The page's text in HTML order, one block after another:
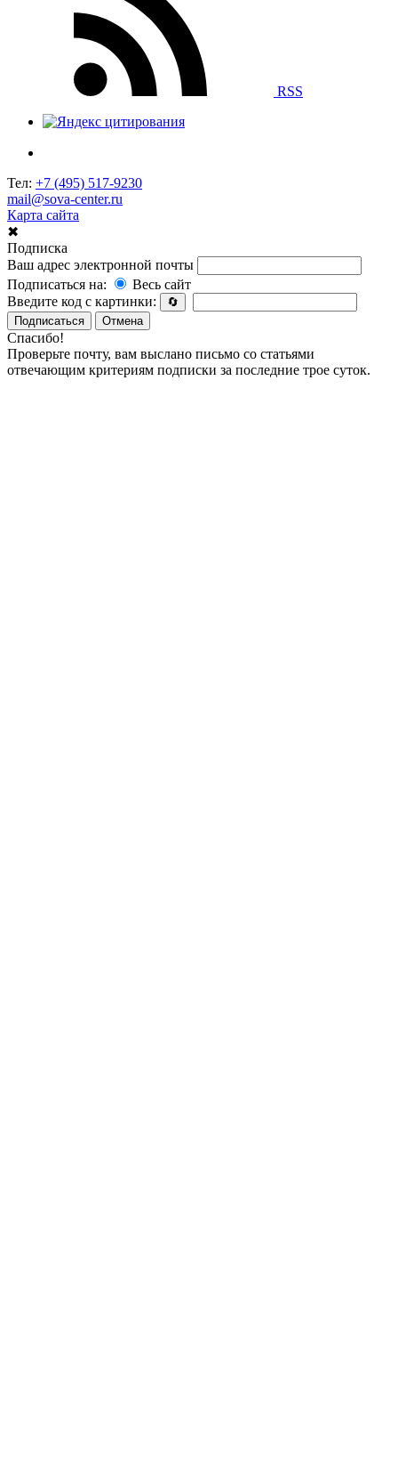
RSS
Тел: +7 (495) 517-9230
mail@sova-center.ru
Карта сайта
✖
Подписка
Ваш адрес электронной почты
Подписаться на:
Весь сайт
Введите код с картинки:
🔄
Подписаться
Отмена
Спасибо!
Проверьте почту, вам выслано письмо со статьями
отвечающим критериям подписки за последние трое суток.